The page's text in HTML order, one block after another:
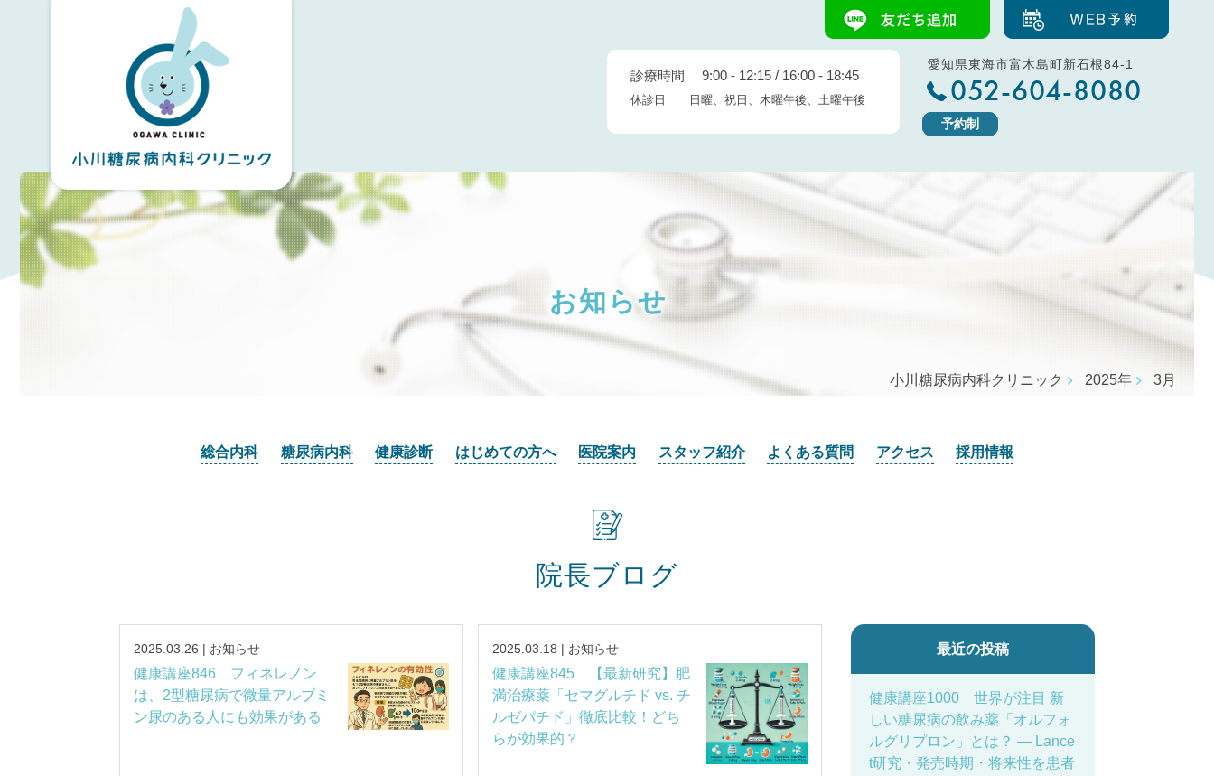
診療時間 9:00 - 12:15 / 16:00 - 18:45
休診日 日曜、祝日、木曜午後、土曜午後
愛知県東海市富木島町新石根84-1
052-604-8080
予約制
お知らせ
小川糖尿病内科クリニック 2025年 3月
総合内科 糖尿病内科 健康診断 はじめての方へ 医院案内 スタッフ紹介 よくある質問 アクセス 採用情報
院長ブログ
2025.03.26 | お知らせ
健康講座846 フィネレノン
は、2型糖尿病で微量アルブミ
ン尿のある人にも効果がある
2025.03.18 | お知らせ
健康講座845 【最新研究】肥
満治療薬「セマグルチド vs. チ
ルゼパチド」徹底比較！どち
らが効果的？
最近の投稿
健康講座1000 世界が注目 新
しい糖尿病の飲み薬「オルフォ
ルグリプロン」とは？ ― Lance
t研究・発売時期・将来性を患者